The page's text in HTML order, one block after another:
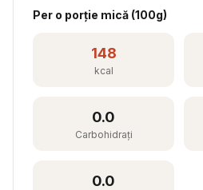
Per o porție mică (100g)
148
kcal
0.0
Carbohidrați
0.0